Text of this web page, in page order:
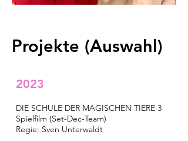
Projekte (Auswahl)
2023
DIE SCHULE DER MAGISCHEN TIERE 3
Spielfilm (Set-Dec-Team)
Regie: Sven Unterwaldt